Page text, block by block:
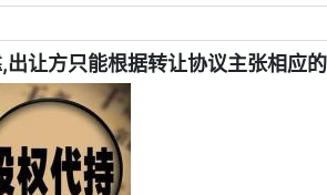
让方只能根据转让协议主张相应的